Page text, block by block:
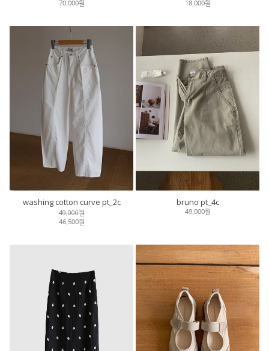
70,000원 18,000원
washing cotton curve pt_2c
49,000원
46,500원
bruno pt_4c
49,000원